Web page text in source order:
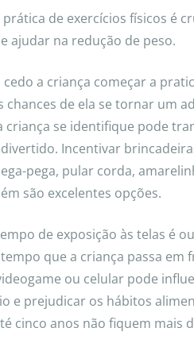
de exercícios físicos é
ajudar na redução de peso.
a criança começar a
chances de ela se tornar um
criança se identifique pode
Incentivar
pega, pular corda,
são excelentes opções.
de exposição às telas é
que a criança passa em
ou celular pode
e prejudicar os hábitos
cinco anos não fiquem mais